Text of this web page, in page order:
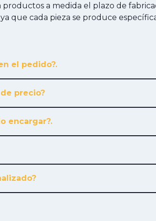
a medida el plazo de
que cada pieza se produce
el pedido?.
precio?
encargar?.